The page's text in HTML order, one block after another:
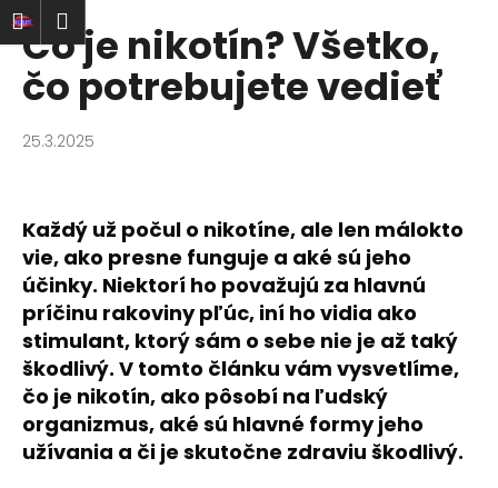
Prejsť
na
obsah
Nákupný
košík
Čo je nikotín? Všetko,
čo potrebujete vedieť
25.3.2025
Každý už počul o nikotíne, ale len málokto
vie, ako presne funguje a aké sú jeho
účinky. Niektorí ho považujú za hlavnú
príčinu rakoviny pľúc, iní ho vidia ako
stimulant, ktorý sám o sebe nie je až taký
škodlivý. V tomto článku vám vysvetlíme,
čo je nikotín, ako pôsobí na ľudský
organizmus, aké sú hlavné formy jeho
užívania a či je skutočne zdraviu škodlivý.
K
o Späť
Späť
o
t
r
e
b
u
j
e
t
e